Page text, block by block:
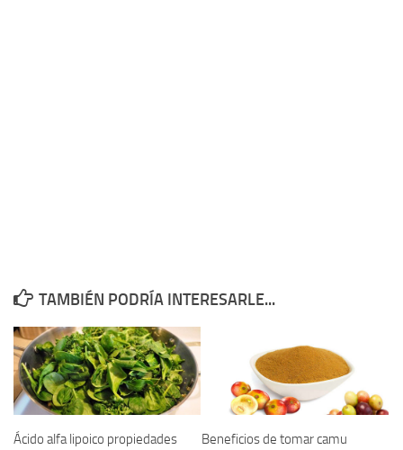
TAMBIÉN PODRÍA INTERESARLE...
Ácido alfa lipoico propiedades Beneficios de tomar camu